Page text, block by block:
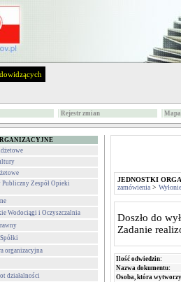
Rejestr zmian
Publiczny Zespół Opieki
Wodociągi i Oczyszczalnia
organizacyjna
działalności
JEDNOSTKI
zamówienia >
Doszło do
Zadanie
Ilość odwiedzin:
Nazwa dokumentu:
Osoba, która